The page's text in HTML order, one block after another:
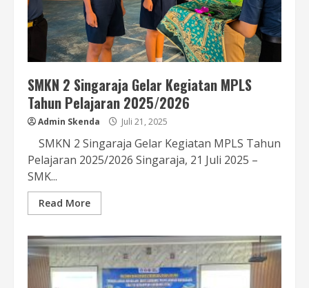
SMKN 2 Singaraja Gelar Kegiatan MPLS
Tahun Pelajaran 2025/2026
Admin Skenda Juli 21, 2025
SMKN 2 Singaraja Gelar Kegiatan MPLS Tahun
Pelajaran 2025/2026 Singaraja, 21 Juli 2025 –
SMK...
Read More